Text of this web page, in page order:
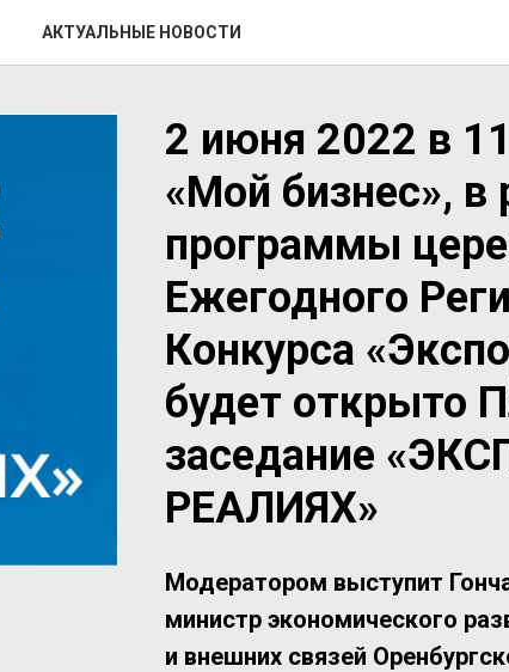
АКТУАЛЬНЫЕ НОВОСТИ
2 июня 2022 в
«Мой бизнес», в
программы
Ежегодного
Конкурса
будет открыто
заседание
РЕАЛИЯХ»
Модератором выступит
министр экономического
и внешних связей